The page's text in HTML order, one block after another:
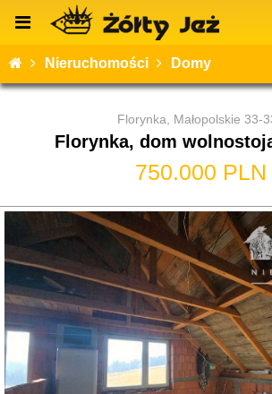
Wyszukiwanie
Nieruchomości Domy
Florynka, Małopolskie 33-
Florynka, dom
750.000 PLN